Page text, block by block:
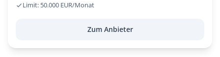
Limit: 50.000 EUR/Monat
Zum Anbieter